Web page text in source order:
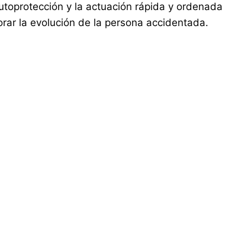
y la actuación rápida y ordenada
la evolución de la persona accidentada.